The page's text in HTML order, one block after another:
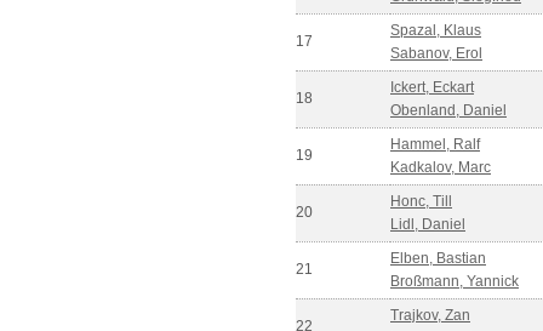
17
Spazal, Klaus
Sabanov, Erol
18
Ickert, Eckart
Obenland, Daniel
19
Hammel, Ralf
Kadkalov, Marc
20
Honc, Till
Lidl, Daniel
21
Elben, Bastian
Broßmann, Yannick
22
Trajkov, Zan